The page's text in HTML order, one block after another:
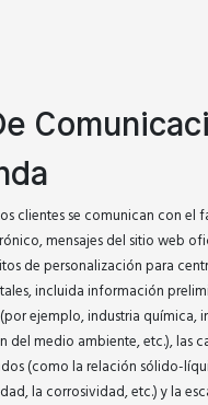
clientes se comunican con el
mensajes del sitio web
de personalización para
incluida información
ejemplo, industria química,
del medio ambiente, etc.), las
​​(como la relación sólido-
la corrosividad, etc.) y la